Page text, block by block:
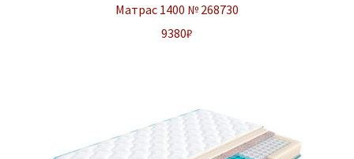
Матрас 1400 № 268730
9380₽